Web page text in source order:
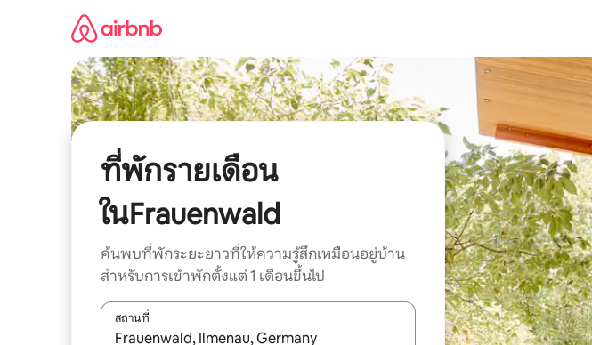
ที่พักรายเดือน
ในFrauenwald
ค้นพบที่พักระยะยาวที่ให้ความรู้สึกเหมือนอยู่บ้าน
สำหรับการเข้าพักตั้งแต่ 1 เดือนขึ้นไป
สถานที่
ใช้ลูกศรขึ้นลง หรือใช้การสัมผัสหรือปัด เพื่อสำรวจผลการค้นหา